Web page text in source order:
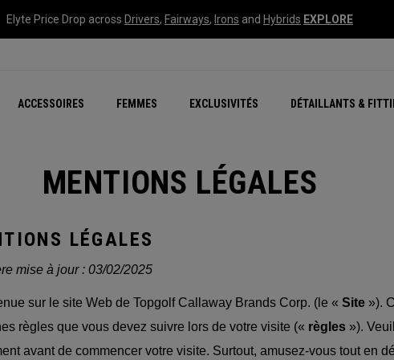
Elyte Price Drop across Drivers, Fairways, Irons and Hybrids EXPLORE
ACCESSOIRES FEMMES EXCLUSIVITÉS DÉTAILLANTS &
Nouvelle série – Quantum
Famille Chrome Soft
Chrome Tour : Majeur De
New - REVA Complete Sets
Online Selector Tools
MENTIONS LÉGALES
LÉGALES
mise à jour : 03/02/2025
sur le site Web de Topgolf Callaway Brands Corp. (le « Site »).
règles que vous devez suivre lors de votre visite (« règles »).
avant de commencer votre visite. Surtout, amusez-vous tout en